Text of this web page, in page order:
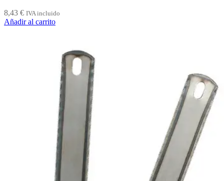
8,43 € IVA incluido
Añadir al carrito